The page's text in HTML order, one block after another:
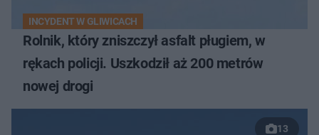
INCYDENT W GLIWICACH
Rolnik, który zniszczył asfalt pługiem, w
rękach policji. Uszkodził aż 200 metrów
nowej drogi
13